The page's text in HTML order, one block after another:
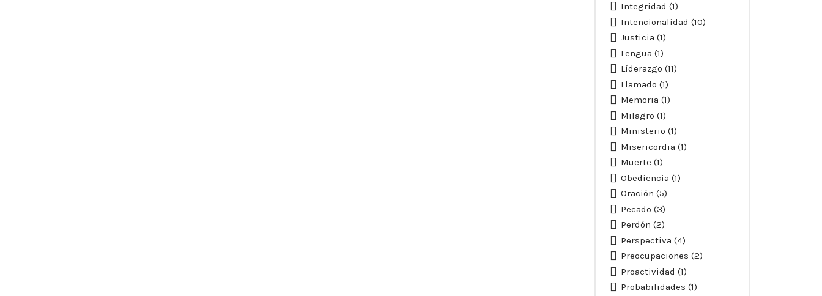
Integridad (1)
Intencionalidad (10)
Justicia (1)
Lengua (1)
Líderazgo (11)
Llamado (1)
Memoria (1)
Milagro (1)
Ministerio (1)
Misericordia (1)
Muerte (1)
Obediencia (1)
Oración (5)
Pecado (3)
Perdón (2)
Perspectiva (4)
Preocupaciones (2)
Proactividad (1)
Probabilidades (1)